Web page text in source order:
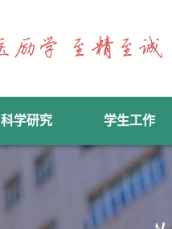
科学研究 学生工作